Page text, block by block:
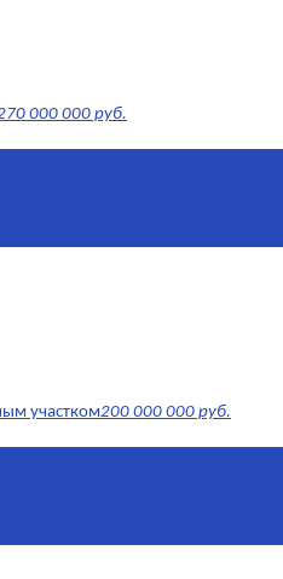
000 000 руб.
участком200 000 000 руб.